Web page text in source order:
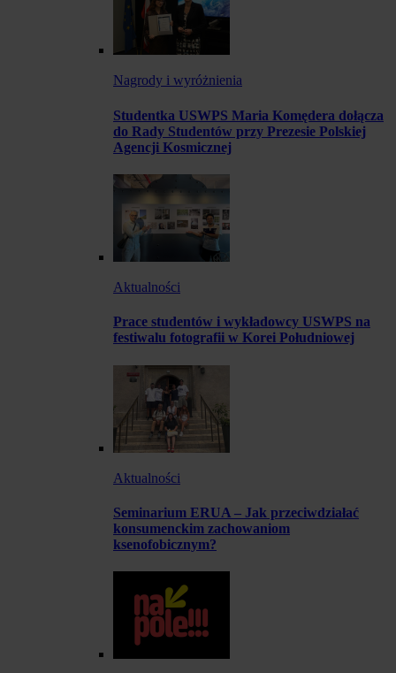
Nagrody i wyróżnienia
Studentka USWPS Maria Komędera dołącza
do Rady Studentów przy Prezesie Polskiej
Agencji Kosmicznej
Aktualności
Prace studentów i wykładowcy USWPS na
festiwalu fotografii w Korei Południowej
Aktualności
Seminarium ERUA – Jak przeciwdziałać
konsumenckim zachowaniom
ksenofobicznym?